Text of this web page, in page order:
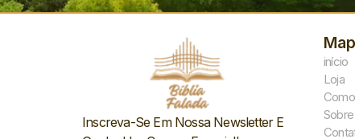
Inscreva-Se Em Nossa Newsletter E
início
Loja